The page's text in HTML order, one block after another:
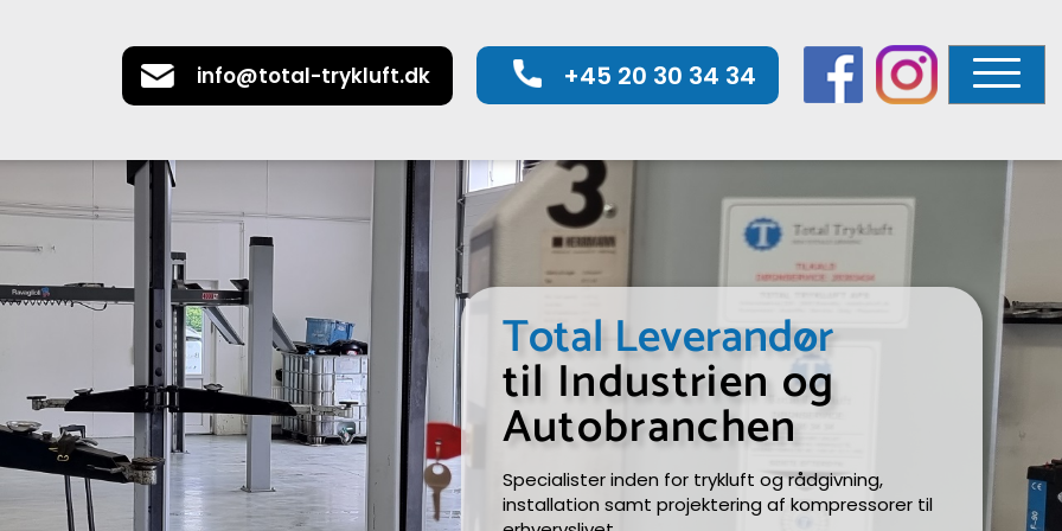
info@total-trykluft.dk +45 20 30 34 34
Total Leverandør
til Industrien og
Autobranchen
Specialister inden for trykluft og rådgivning,
installation samt projektering af kompressorer til